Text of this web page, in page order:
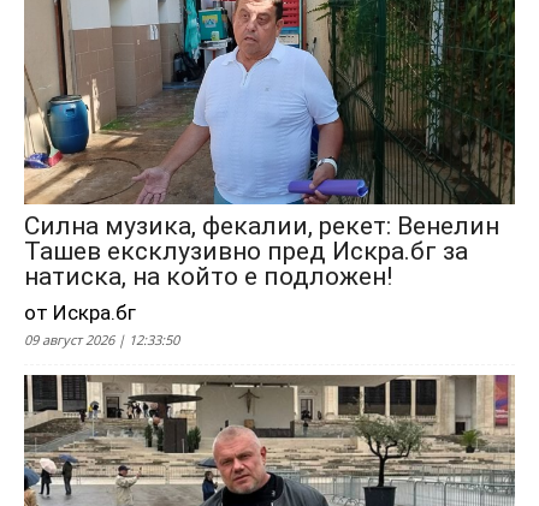
Силна музика, фекалии, рекет: Венелин
Ташев ексклузивно пред Искра.бг за
натиска, на който е подложен!
от Искра.бг
09 август 2026 | 12:33:50